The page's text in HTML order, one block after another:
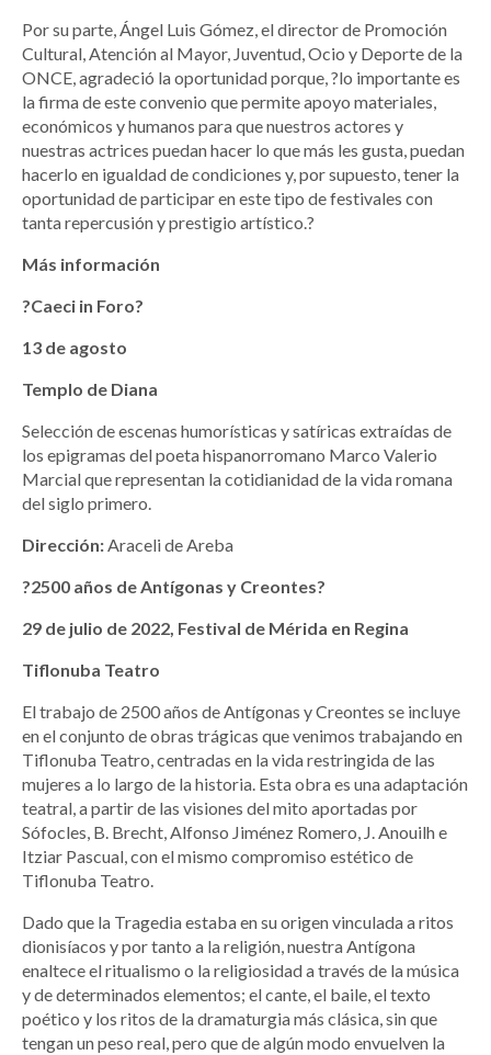
Por su parte, Ángel Luis Gómez, el director de Promoción
Cultural, Atención al Mayor, Juventud, Ocio y Deporte de la
ONCE, agradeció la oportunidad porque, ?lo importante es
la firma de este convenio que permite apoyo materiales,
económicos y humanos para que nuestros actores y
nuestras actrices puedan hacer lo que más les gusta, puedan
hacerlo en igualdad de condiciones y, por supuesto, tener la
oportunidad de participar en este tipo de festivales con
tanta repercusión y prestigio artístico.?
Más información
?Caeci in Foro?
13 de agosto
Templo de Diana
Selección de escenas humorísticas y satíricas extraídas de
los epigramas del poeta hispanorromano Marco Valerio
Marcial que representan la cotidianidad de la vida romana
del siglo primero.
Dirección: Araceli de Areba
?2500 años de Antígonas y Creontes?
29 de julio de 2022, Festival de Mérida en Regina
Tiflonuba Teatro
El trabajo de 2500 años de Antígonas y Creontes se incluye
en el conjunto de obras trágicas que venimos trabajando en
Tiflonuba Teatro, centradas en la vida restringida de las
mujeres a lo largo de la historia. Esta obra es una adaptación
teatral, a partir de las visiones del mito aportadas por
Sófocles, B. Brecht, Alfonso Jiménez Romero, J. Anouilh e
Itziar Pascual, con el mismo compromiso estético de
Tiflonuba Teatro.
Dado que la Tragedia estaba en su origen vinculada a ritos
dionisíacos y por tanto a la religión, nuestra Antígona
enaltece el ritualismo o la religiosidad a través de la música
y de determinados elementos; el cante, el baile, el texto
poético y los ritos de la dramaturgia más clásica, sin que
tengan un peso real, pero que de algún modo envuelven la